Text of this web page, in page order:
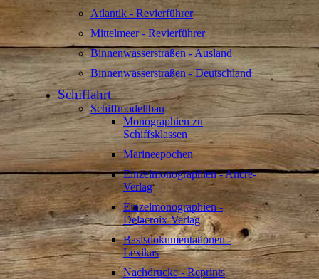
Atlantik - Revierführer
Mittelmeer - Revierführer
Binnenwasserstraßen - Ausland
Binnenwasserstraßen - Deutschland
Schiffahrt
Schiffmodellbau
Monographien zu
Schiffsklassen
Marineepochen
Einzelmonographien - Ancre-
Verlag
Einzelmonographien -
Delacroix-Verlag
Basisdokumentationen -
Lexikas
Nachdrucke - Reprints